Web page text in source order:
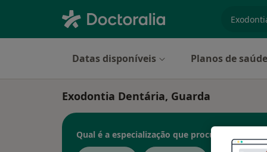
Datas disponíveis Planos de saúde
Exodontia Dentária, Guarda
Qual é a especialização que procura?